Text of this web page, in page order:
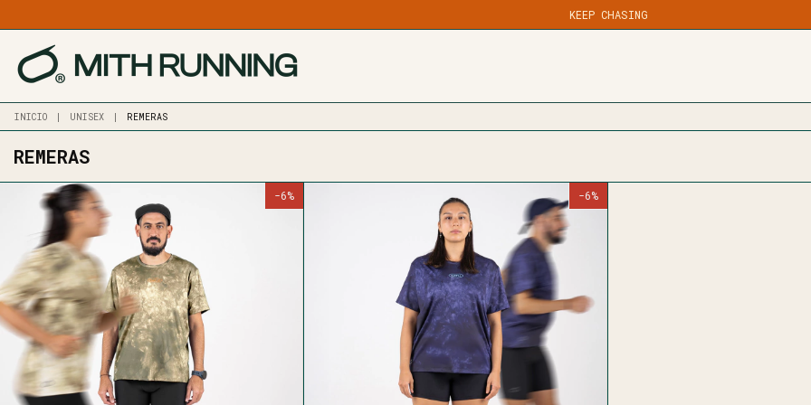
KEEP CHASING
DESPACHO EN 24/48 HS HÁBILES POR CADETERÍA EN CBA CAPITAL Y GRAN
INICIO | UNISEX | REMERAS
REMERAS
-6% -6%